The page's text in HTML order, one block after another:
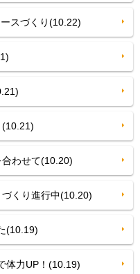
スづくり(10.22)
わせて(10.20)
くり進行中(10.20)
(10.19)
体力UP！(10.19)